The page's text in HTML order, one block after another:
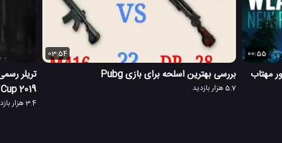
00:55
03:54
بررسی بهترین اسلحه برای بازی Pubg
5.7 هزار بازدید
Cup 2019
3.4 هزار بازدید